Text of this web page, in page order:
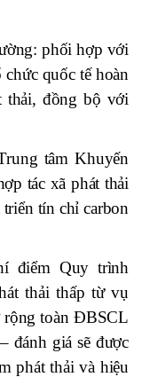
phối hợp với
quốc tế hoàn
thải, đồng bộ với
tâm Khuyến
tác xã phát thải
tín chỉ carbon
điểm Quy trình
thải thấp từ vụ
rộng toàn ĐBSCL
đánh giá sẽ được
phát thải và hiệu